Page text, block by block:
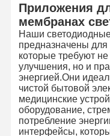
Экскурсия
По Заводу
Запросите
Цитату
Приложения
мембранах
Наши
предназначены
которые требуют не
улучшения, но и
энергией.Они
чистой бытовой
медицинские
оборудование,
потребление
интерфейсы,